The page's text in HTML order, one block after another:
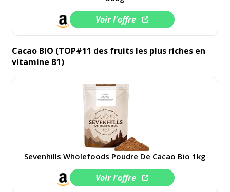
Voir l'offre
Cacao BIO (TOP#11 des fruits les plus riches en
vitamine B1)
Sevenhills Wholefoods Poudre De Cacao Bio 1kg
Voir l'offre